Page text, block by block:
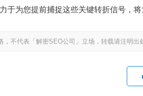
于为您提前捕捉这些关键转折信号，
，不代表「解密SEO公司」立场，转载请注明